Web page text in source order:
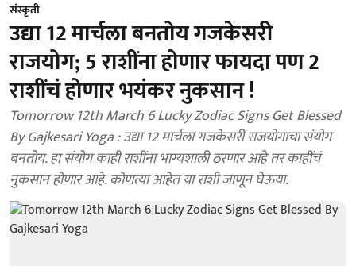
संस्कृती
उद्या 12 मार्चला बनतोय गजकेसरी
राजयोग; 5 राशींना होणार फायदा पण 2
राशींचं होणार भयंकर नुकसान !
Tomorrow 12th March 6 Lucky Zodiac Signs Get Blessed
By Gajkesari Yoga : उद्या 12 मार्चला गजकेसरी राजयोगाचा संयोग
बनतोय. हा संयोग काही राशींना भाग्यशाली ठरणार आहे तर काहींचं
नुकसान होणार आहे. कोणत्या आहेत या राशी जाणून घेऊया.